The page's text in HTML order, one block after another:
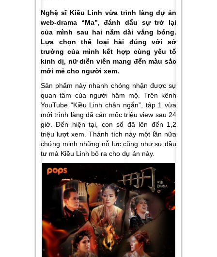
Nghệ sĩ Kiều Linh vừa trình làng dự án
web-drama “Ma”, đánh dấu sự trở lại
của mình sau hai năm dài vắng bóng.
Lựa chọn thể loại hài đúng với sở
trường của mình kết hợp cùng yếu tố
kinh dị, nữ diễn viên mang đến màu sắc
mới mẻ cho người xem.
Sản phẩm này nhanh chóng nhận được sự
quan tâm của người hâm mộ. Trên kênh
YouTube “Kiều Linh chân ngắn”, tập 1 vừa
mới trình làng đã cán mốc triệu view sau 24
giờ. Đến hiện tại, con số đã lên đến 1,2
triệu lượt xem. Thành tích này một lần nữa
chứng minh những nỗ lực cũng như sự đầu
tư mà Kiều Linh bỏ ra cho dự án này.